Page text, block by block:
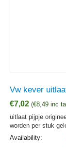
Vw kever
€7,02 (€8,49 inc
uitlaat pijpje
worden per stuk
Availability: